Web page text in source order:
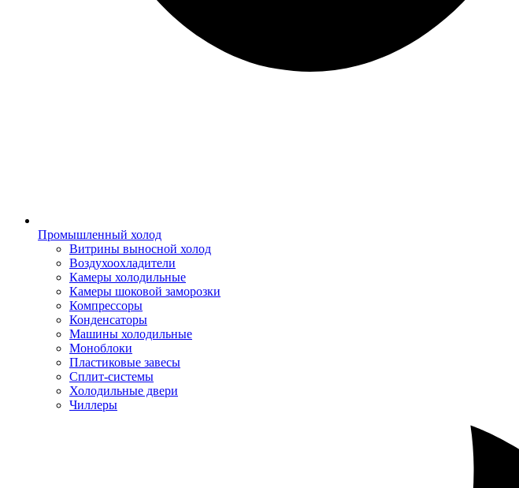
Промышленный холод
Витрины выносной холод
Воздухоохладители
Камеры холодильные
Камеры шоковой заморозки
Компрессоры
Конденсаторы
Машины холодильные
Моноблоки
Пластиковые завесы
Сплит-системы
Холодильные двери
Чиллеры